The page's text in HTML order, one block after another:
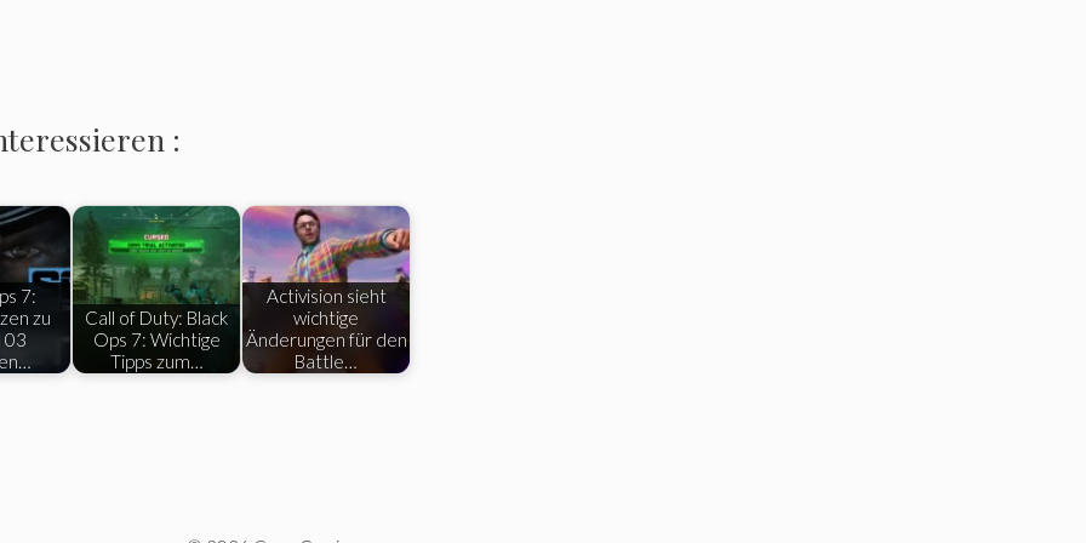
:
7:
zu
03
Call of Duty: Black
Ops 7: Wichtige
Tipps zum…
Activision sieht
wichtige
Änderungen für den
Battle…